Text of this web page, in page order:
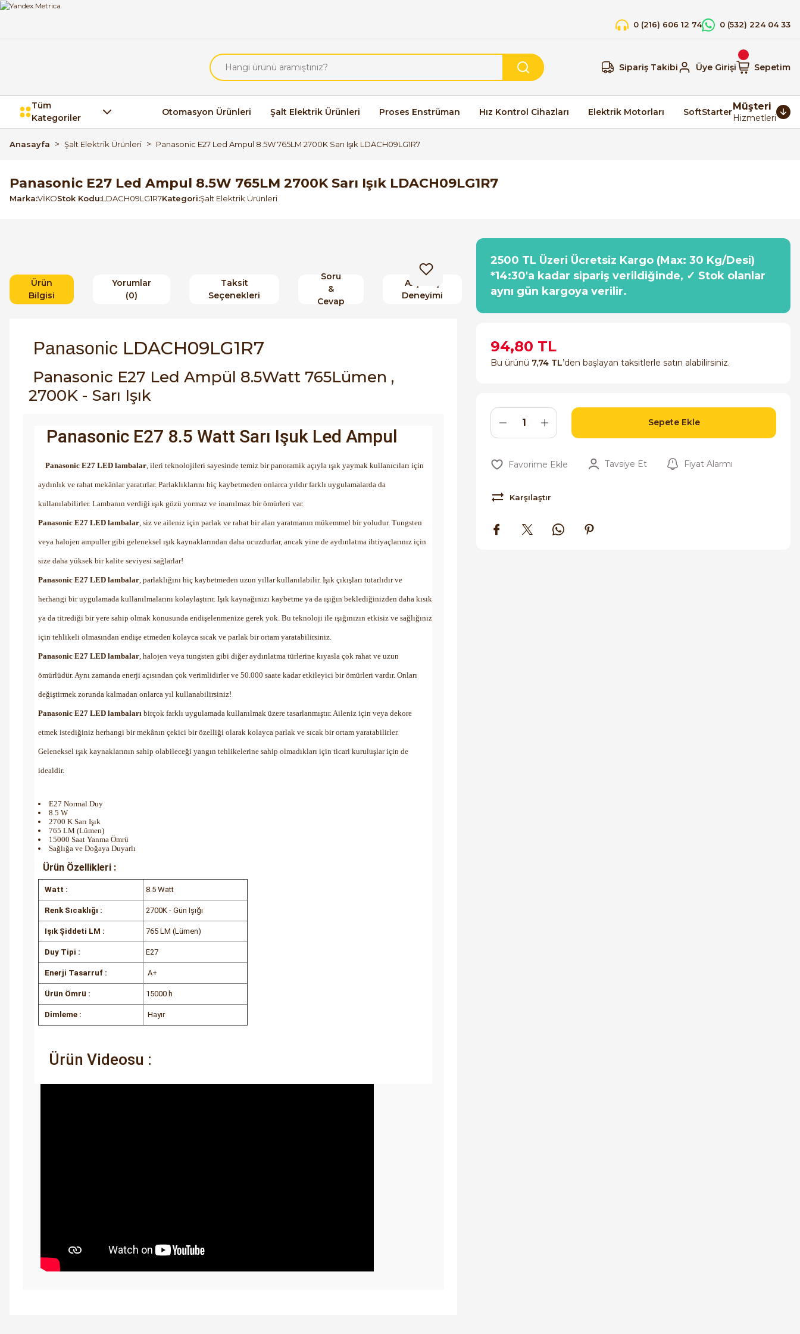
0 (216) 606 12 74 0 (532) 224 04 33
Sipariş Takibi Üye Girişi Sepetim
Tüm
Kategoriler
Otomasyon Ürünleri Şalt Elektrik Ürünleri Proses Enstrüman Hız Kontrol Cihazları Elektrik Motorları SoftStarterMüşteri
Hizmetleri
Anasayfa Şalt Elektrik Ürünleri Panasonic E27 Led Ampul 8.5W 765LM 2700K Sarı Işık LDACH09LG1R7
Panasonic E27 Led Ampul 8.5W 765LM 2700K Sarı Işık LDACH09LG1R7
Marka VİKOStok Kodu LDACH09LG1R7Kategori Şalt Elektrik Ürünleri
Ürün
Bilgisi
Yorumlar
(0)
Taksit
Seçenekleri
Soru
&
Cevap
Alışveriş
Deneyimi
Panasonic LDACH09LG1R7
Panasonic E27 Led Ampül 8.5Watt 765Lümen ,
2700K - Sarı Işık
Panasonic E27 8.5 Watt Sarı Işuk Led Ampul
Panasonic E27 LED lambalar , ileri teknolojileri sayesinde temiz bir panoramik açıyla ışık yaymak kullanıcıları için
aydınlık ve rahat mekânlar yaratırlar. Parlaklıklarını hiç kaybetmeden onlarca yıldır farklı uygulamalarda da
kullanılabilirler. Lambanın verdiği ışık gözü yormaz ve inanılmaz bir ömürleri var.
Panasonic E27 LED lambalar , siz ve aileniz için parlak ve rahat bir alan yaratmanın mükemmel bir yoludur. Tungsten
veya halojen ampuller gibi geleneksel ışık kaynaklarından daha ucuzdurlar, ancak yine de aydınlatma ihtiyaçlarınız için
size daha yüksek bir kalite seviyesi sağlarlar!
Panasonic E27 LED lambalar , parlaklığını hiç kaybetmeden uzun yıllar kullanılabilir. Işık çıkışları tutarlıdır ve
herhangi bir uygulamada kullanılmalarını kolaylaştırır. Işık kaynağınızı kaybetme ya da ışığın beklediğinizden daha kısık
ya da titrediği bir yere sahip olmak konusunda endişelenmenize gerek yok. Bu teknoloji ile ışığınızın etkisiz ve sağlığınız
için tehlikeli olmasından endişe etmeden kolayca sıcak ve parlak bir ortam yaratabilirsiniz.
Panasonic E27 LED lambalar , halojen veya tungsten gibi diğer aydınlatma türlerine kıyasla çok rahat ve uzun
ömürlüdür. Aynı zamanda enerji açısından çok verimlidirler ve 50.000 saate kadar etkileyici bir ömürleri vardır. Onları
değiştirmek zorunda kalmadan onlarca yıl kullanabilirsiniz!
Panasonic E27 LED lambaları birçok farklı uygulamada kullanılmak üzere tasarlanmıştır. Aileniz için veya dekore
etmek istediğiniz herhangi bir mekânın çekici bir özelliği olarak kolayca parlak ve sıcak bir ortam yaratabilirler.
Geleneksel ışık kaynaklarının sahip olabileceği yangın tehlikelerine sahip olmadıkları için ticari kuruluşlar için de
idealdir.
E27 Normal Duy
8.5 W
2700 K Sarı Işık
765 LM (Lümen)
15000 Saat Yanma Ömrü
Sağlığa ve Doğaya Duyarlı
Ürün Özellikleri :
Watt : 8.5 Watt
Renk Sıcaklığı : 2700K - Gün Işığı
Işık Şiddeti LM : 765 LM (Lümen)
Duy Tipi : E27
Enerji Tasarruf : A+
Ürün Ömrü : 15000 h
Dimleme : Hayır
Ürün Videosu :
2500 TL Üzeri Ücretsiz Kargo (Max: 30 Kg/Desi)
*14:30'a kadar sipariş verildiğinde, ✓ Stok olanlar
aynı gün kargoya verilir.
94,80 TL
Bu ürünü 7,74 TL’den başlayan taksitlerle satın alabilirsiniz.
Sepete Ekle
Tavsiye Et Fiyat Alarmı
Karşılaştır